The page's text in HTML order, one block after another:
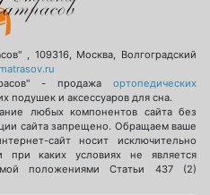
, 109316, Москва, Волгоградский
- продажа ортопедических
подушек и аксессуаров для сна.
любых компонентов сайта без
сайта запрещено. Обращаем ваше
сайт носит исключительно
каких условиях не является
положениями Статьи 437 (2)